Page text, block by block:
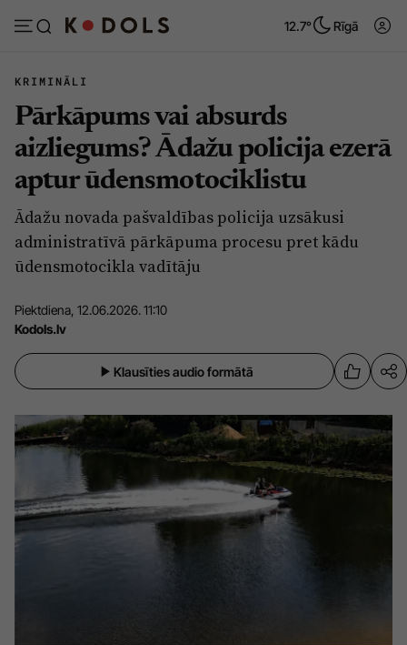
12.7° Rīgā
Abonēt Pieslēgties
Ziņas
Politika
Pašvaldības
Veselība
Ģimene
Vide
Sports
Drošība
Tēmas
Viedokļi
Sarunas
Pasākumi
Pierīga Projekti
Mediju atbalsta fonds
KRIMINĀLI
Pārkāpums vai absurds
aizliegums? Ādažu policija ezerā
aptur ūdensmotociklistu
Ādažu novada pašvaldības policija uzsākusi
administratīvā pārkāpuma procesu pret kādu
ūdensmotocikla vadītāju
Piektdiena, 12.06.2026. 11:10
Kodols.lv
Klausīties audio formātā